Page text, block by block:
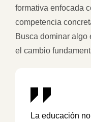
formativa enfocada
competencia
Busca dominar algo
el cambio
La educación